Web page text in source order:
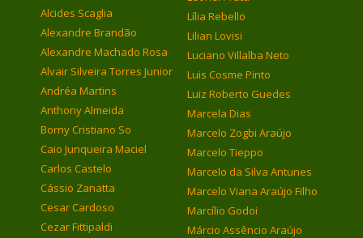
Alcides Scaglia
Alexandre Brandão
Alexandre Machado Rosa
Alvair Silveira Torres Junior
Andréa Martins
Anthony Almeida
Borny Cristiano So
Caio Junqueira Maciel
Carlos Castelo
Cássio Zanatta
Cesar Cardoso
Cezar Fittipaldi
Lília Rebello
Lilian Lovisi
Luciano Villalba Neto
Luis Cosme Pinto
Luiz Roberto Guedes
Marcela Dias
Marcelo Zogbi Araújo
Marcelo Tieppo
Marcelo da Silva Antunes
Marcelo Viana Araújo Filho
Marcílio Godoi
Márcio Assêncio Araújo